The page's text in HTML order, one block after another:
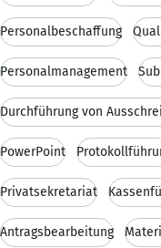
Personalbeschaffung
Personalmanagement
Durchführung von
PowerPoint
Privatsekretariat
Antragsbearbeitung